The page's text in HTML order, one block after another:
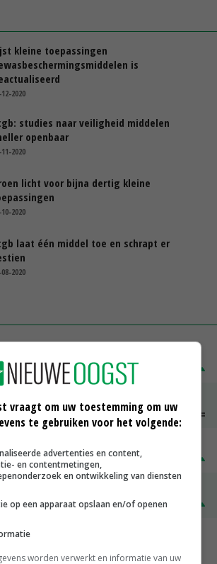
kleine toepassingen
is
2020
studies naar veiligheid middelen
openbaar
2020
licht voor bijna dertig kleine
2020
laat één middel toe en schrapt er
2020
€ 269,00
gr
€ 1,09~ € 1,11
€ 197,00
€ 345,00 € 20,00
MEER MARKTPRIJZEN
vraagt om uw toestemming om uw
te gebruiken voor het volgende:
advertenties en content,
en contentmetingen,
en ontwikkeling van diensten
op een apparaat opslaan en/of openen
worden verwerkt en informatie van uw